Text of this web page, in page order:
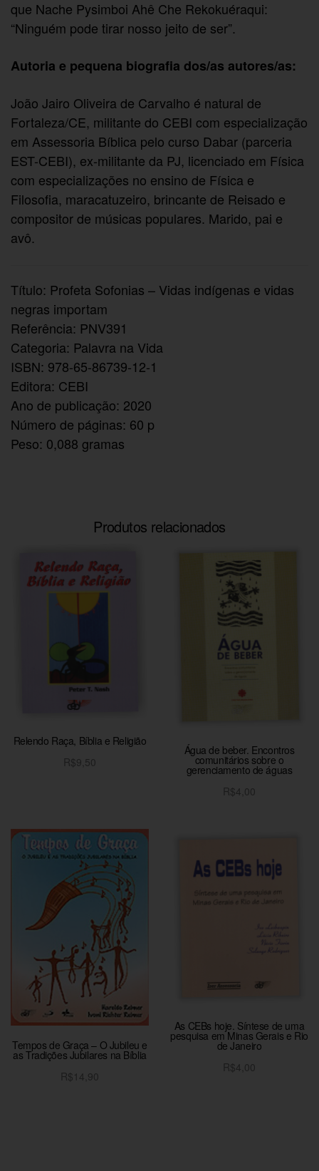
que Nache Pysimboi Ahê Che Rekokuéraqui:
“Ninguém pode tirar nosso jeito de ser”.
Autoria e pequena biografia dos/as autores/as:
João Jairo Oliveira de Carvalho é natural de
Fortaleza/CE, militante do CEBI com especialização
em Assessoria Bíblica pelo curso Dabar (parceria
EST-CEBI), ex-militante da PJ, licenciado em Física
com especializações no ensino de Física e
Filosofia, maracatuzeiro, brincante de Reisado e
compositor de músicas populares. Marido, pai e
avô.
Título: Profeta Sofonias – Vidas indígenas e vidas
negras importam
Referência: PNV391
Categoria: Palavra na Vida
ISBN: 978-65-86739-12-1
Editora: CEBI
Ano de publicação: 2020
Número de páginas: 60 p
Peso: 0,088 gramas
Produtos relacionados
Relendo Raça, Bíblia e Religião
R$9,50
Água de beber. Encontros
comunitários sobre o
gerenciamento de águas
R$4,00
Tempos de Graça – O Jubileu e
as Tradições Jubilares na Bíblia
R$ 14,90
As CEBs hoje. Síntese de uma
pesquisa em Minas Gerais e Rio
de Janeiro
R$4,00